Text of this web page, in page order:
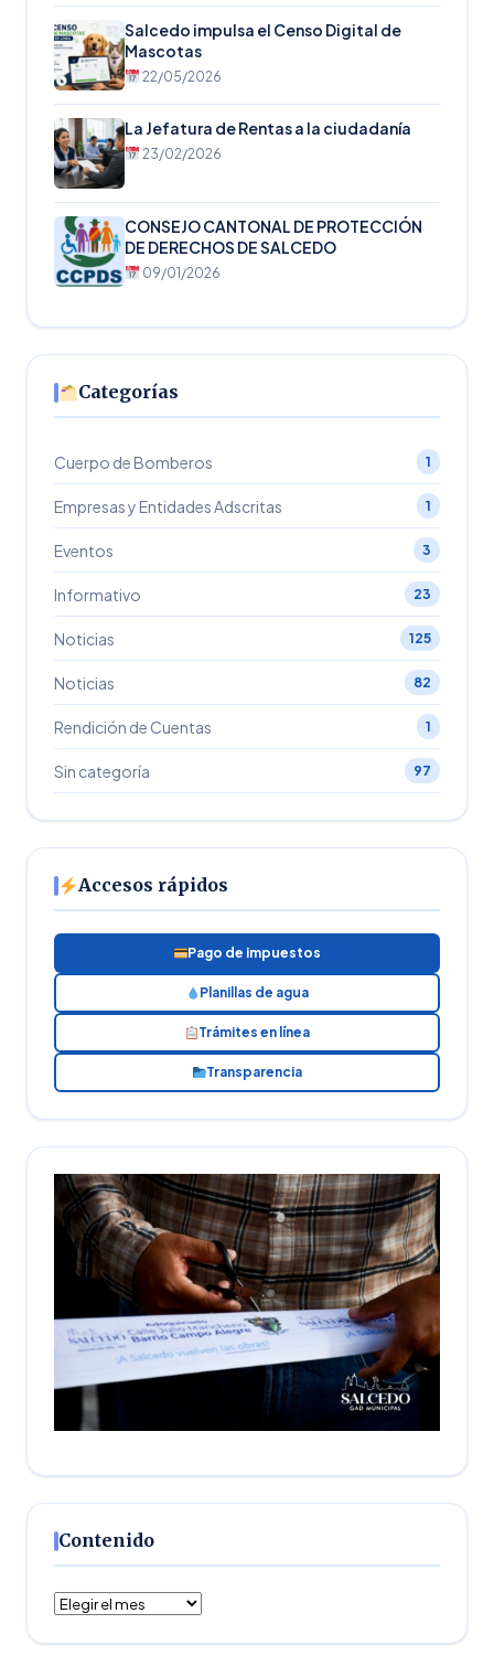
Salcedo impulsa el Censo Digital de
Mascotas
22/05/2026
La Jefatura de Rentas a la ciudadanía
23/02/2026
CONSEJO CANTONAL DE PROTECCIÓN
DE DERECHOS DE SALCEDO
09/01/2026
Categorías
Cuerpo de Bomberos 1
Empresas y Entidades Adscritas 1
Eventos 3
Informativo 23
Noticias 125
Noticias 82
Rendición de Cuentas 1
Sin categoría 97
Accesos rápidos
Pago de impuestos
Planillas de agua
Trámites en línea
Transparencia
Contenido
Contenido